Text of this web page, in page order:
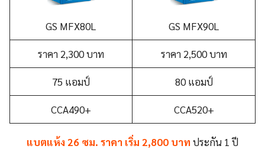
GS MFX80L GS MFX90L
ราคา 2,300 บาท ราคา 2,500 บาท
75 แอมป์ 80 แอมป์
CCA490+ CCA520+
แบตแห้ง 26 ซม. ราคา เริ่ม 2,800 บาทประกัน 1 ปี